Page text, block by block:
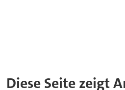
Diese Seite zeigt